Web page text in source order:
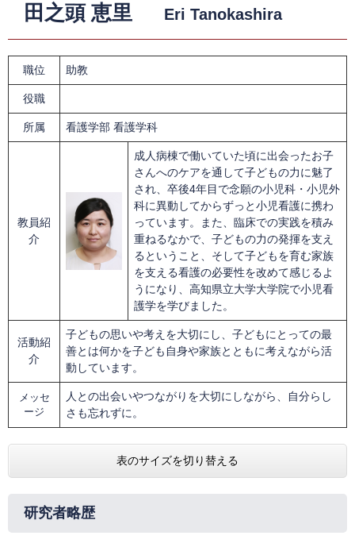
田之頭 恵里 Eri Tanokashira
職位 助教
役職
所属 看護学部 看護学科
教員紹
介
成人病棟で働いていた頃に出会ったお子
さんへのケアを通して子どもの力に魅了
され、卒後4年目で念願の小児科・小児外
科に異動してからずっと小児看護に携わ
っています。また、臨床での実践を積み
重ねるなかで、子どもの力の発揮を支え
るということ、そして子どもを育む家族
を支える看護の必要性を改めて感じるよ
うになり、高知県立大学大学院で小児看
護学を学びました。
活動紹
介
子どもの思いや考えを大切にし、子どもにとっての最
善とは何かを子ども自身や家族とともに考えながら活
動しています。
メッセ
ージ
人との出会いやつながりを大切にしながら、自分らし
さも忘れずに。
表のサイズを切り替える
研究者略歴